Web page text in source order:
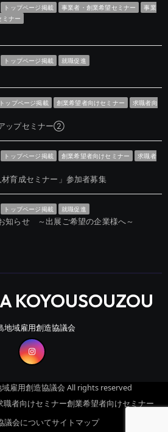
トップページ掲載 事業者・創業希望セミナー
事業
ミナー
トップページ掲載 就職促進
トップページ掲載 創業希望者向けセミナー
求職者向
ップセミナー②
トップページ掲載 創業希望者向けセミナー
求職者
育成セミナー」参加者募集
トップページ掲載 就職促進
知らせ ～出展ご希望の企業様へ～
KOYOUSOUZOU
地域雇用創造協議会
雇用創造協議会 All rights reserved
職者向けセミナー創業希望者向けセミナー
議会についてサイトマップ